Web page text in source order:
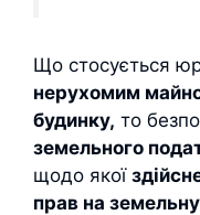
Що стосується
нерухомим
будинку, то
земельного
щодо якої
прав на